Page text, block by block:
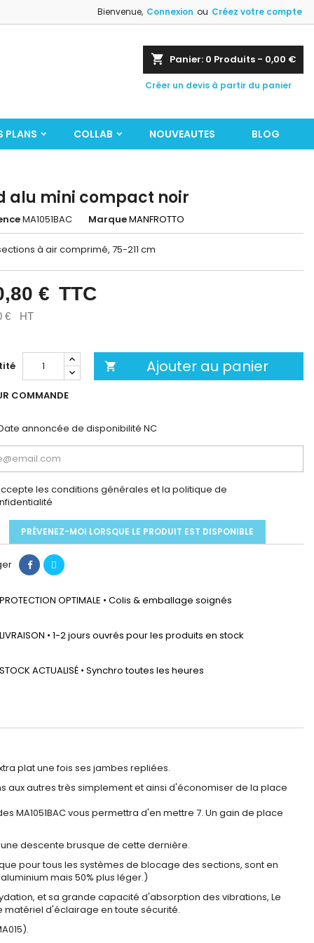
Bienvenue, Connexion ou Créez votre compte
shopping_cart Panier: 0 Produits - 0,00 €
Créer un devis à partir du panier
PLANS COLLAB NOUVEAUTES BLOG
alu mini compact noir
MA1051BAC MarqueMANFROTTO
à air comprimé, 75-211 cm
€ TTC
€ HT
 Ajouter au panier
COMMANDE
annoncée de disponibilité NC
les conditions générales et la politique de
PRÉVENEZ-MOI LORSQUE LE PRODUIT EST DISPONIBLE
PROTECTION OPTIMALE • Colis & emballage soignés
LIVRAISON • 1-2 jours ouvrés pour les produits en stock
STOCK ACTUALISÉ • Synchro toutes les heures
plat une fois ses jambes repliées.
aux autres très simplement et ainsi d'économiser de la place
MA1051BAC vous permettra d'en mettre 7. Un gain de place
descente brusque de cette dernière.
pour tous les systèmes de blocage des sections, sont en
mais 50% plus léger.)
et sa grande capacité d'absorption des vibrations, Le
matériel d'éclairage en toute sécurité.